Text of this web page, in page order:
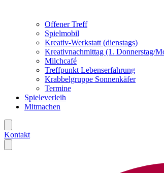
Offener Treff
Spielmobil
Kreativ-Werkstatt (dienstags)
Kreativnachmittag (1. Donnerstag/
Milchcafé
Treffpunkt Lebenserfahrung
Krabbelgruppe Sonnenkäfer
Termine
Spieleverleih
Mitmachen
Kontakt